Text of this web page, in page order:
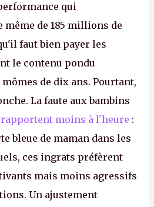
qui
même de 185 millions de
faut bien payer les
le contenu pondu
de dix ans. Pourtant,
La faute aux bambins
moins à l'heure :
bleue de maman dans les
ces ingrats préfèrent
mais moins agressifs
Un ajustement